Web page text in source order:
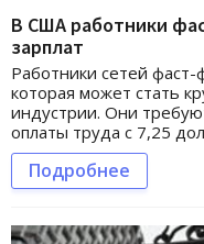
В США работники
зарплат
Работники сетей
которая может стать
индустрии. Они
оплаты труда с 7,25
Подробнее